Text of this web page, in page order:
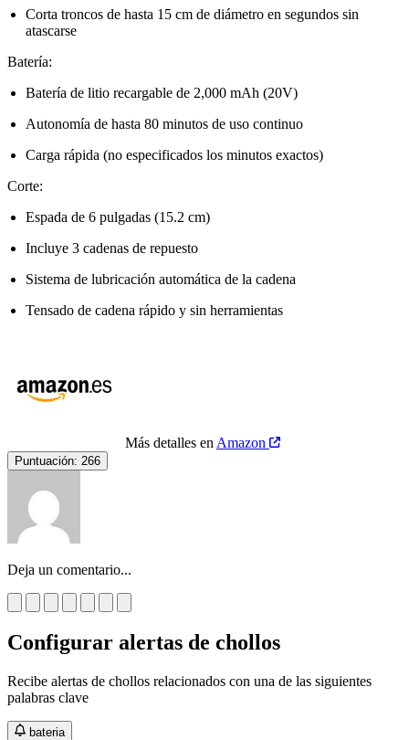
Corta troncos de hasta 15 cm de diámetro en segundos sin
atascarse
Batería:
Batería de litio recargable de 2,000 mAh (20V)
Autonomía de hasta 80 minutos de uso continuo
Carga rápida (no especificados los minutos exactos)
Corte:
Espada de 6 pulgadas (15.2 cm)
Incluye 3 cadenas de repuesto
Sistema de lubricación automática de la cadena
Tensado de cadena rápido y sin herramientas
Más detalles en Amazon
Puntuación: 266
Deja un comentario...
Configurar alertas de chollos
Recibe alertas de chollos relacionados con una de las siguientes
palabras clave
bateria